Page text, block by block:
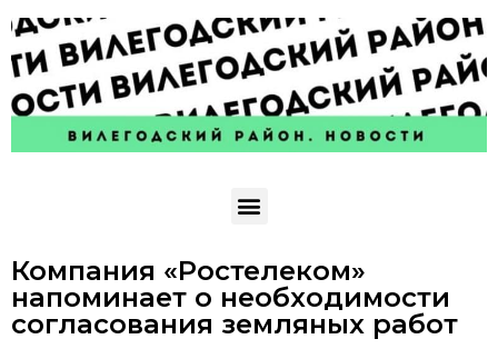
Компания «Ростелеком»
напоминает о необходимости
согласования земляных работ